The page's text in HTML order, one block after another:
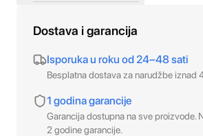
Dostava i garancija
Isporuka u roku od 24–48 sati
Besplatna dostava za narudžbe iznad
1 godina garancije
Garancija dostupna na sve proizvode.
2 godine garancije.